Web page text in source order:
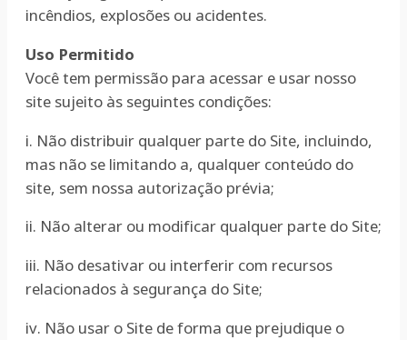
incêndios, explosões ou acidentes.
Uso Permitido
Você tem permissão para acessar e usar nosso
site sujeito às seguintes condições:
i. Não distribuir qualquer parte do Site, incluindo,
mas não se limitando a, qualquer conteúdo do
site, sem nossa autorização prévia;
ii. Não alterar ou modificar qualquer parte do Site;
iii. Não desativar ou interferir com recursos
relacionados à segurança do Site;
iv. Não usar o Site de forma que prejudique o